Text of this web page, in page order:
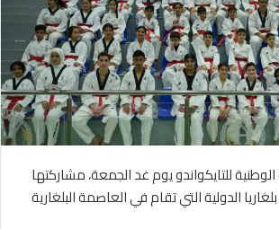
الوطنية للتايكواندو يوم غد الجمعة، مشاركتها
الدولية التي تقام في العاصمة البلغارية